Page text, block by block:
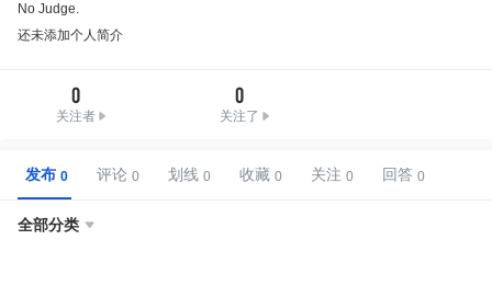
No Judge.
还未添加个人简介
0
关注者
0
关注了
发布 评论 划线 收藏 关注 回答
全部分类 